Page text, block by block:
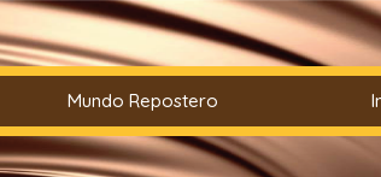
Mundo Repostero